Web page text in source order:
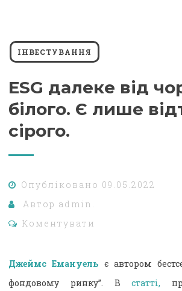
ІНВЕСТУВАННЯ
ESG далеке від
білого. Є лише
сірого.
Опубліковано 09.05.2022
Автор admin.
Коментувати
Джеймс Емануель є автором
фондовому ринку”. Встатті,